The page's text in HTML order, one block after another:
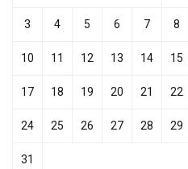
3 4 5 6 7 8
10 11 12 13 14 15
17 18 19 20 21 22
24 25 26 27 28 29
31